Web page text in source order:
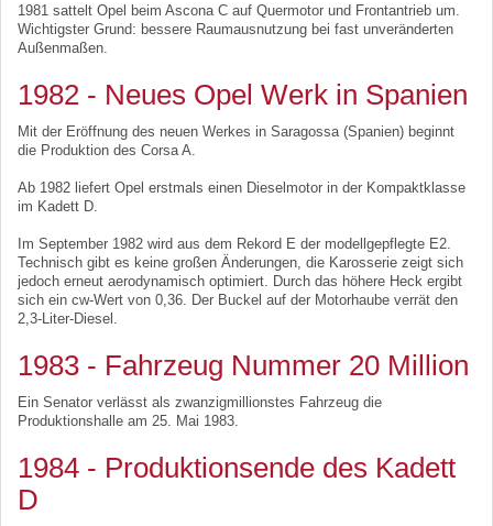
1981 sattelt Opel beim Ascona C auf Quermotor und Frontantrieb um.
Wichtigster Grund: bessere Raumausnutzung bei fast unveränderten
Außenmaßen.
1982 - Neues Opel Werk in Spanien
Mit der Eröffnung des neuen Werkes in Saragossa (Spanien) beginnt
die Produktion des Corsa A.
Ab 1982 liefert Opel erstmals einen Dieselmotor in der Kompaktklasse
im Kadett D.
Im September 1982 wird aus dem Rekord E der modellgepflegte E2.
Technisch gibt es keine großen Änderungen, die Karosserie zeigt sich
jedoch erneut aerodynamisch optimiert. Durch das höhere Heck ergibt
sich ein cw-Wert von 0,36. Der Buckel auf der Motorhaube verrät den
2,3-Liter-Diesel.
1983 - Fahrzeug Nummer 20 Million
Ein Senator verlässt als zwanzigmillionstes Fahrzeug die
Produktionshalle am 25. Mai 1983.
1984 - Produktionsende des Kadett
D